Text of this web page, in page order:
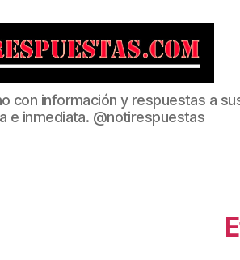
con información y respuestas a
e inmediata. @notirespuestas